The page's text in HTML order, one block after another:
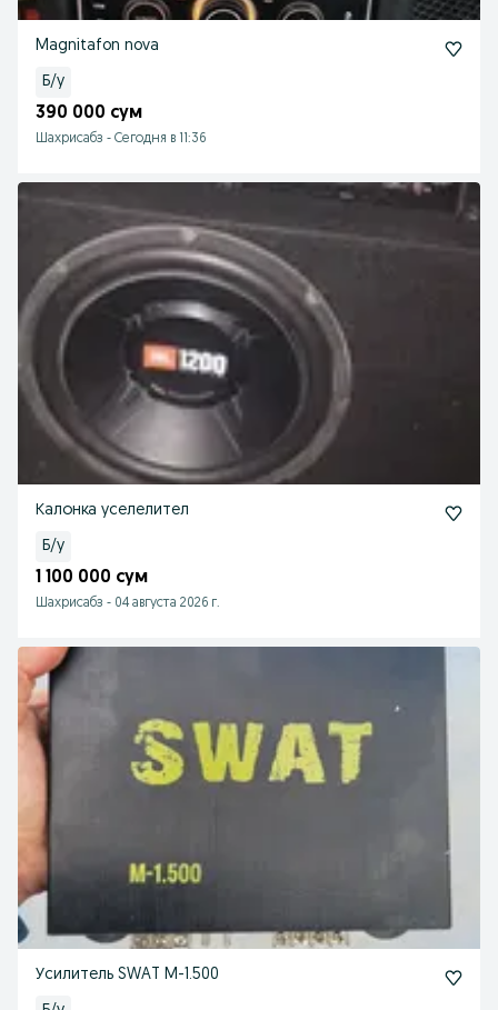
Magnitafon nova
Б/у
390 000 сум
Шахрисабз - Сегодня в 11:36
Калонка уселелител
Б/у
1 100 000 сум
Шахрисабз - 04 августа 2026 г.
Усилитель SWAT M-1.500